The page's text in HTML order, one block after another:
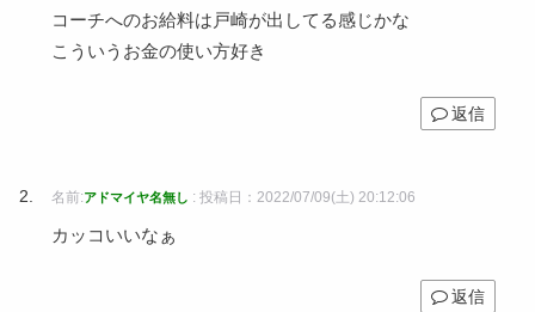
コーチへのお給料は戸崎が出してる感じかな
こういうお金の使い方好き
返信
名前:アドマイヤ名無し : 投稿日：2022/07/09(土) 20:12:06
カッコいいなぁ
返信